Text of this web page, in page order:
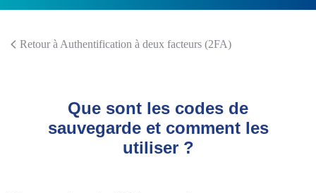
Retour à Authentification à deux facteurs (2FA)
Que sont les codes de
sauvegarde et comment les
utiliser ?